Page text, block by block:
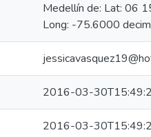
Medellín de: Lat: 06
Long: -75.6000
2016-03-
2016-03-